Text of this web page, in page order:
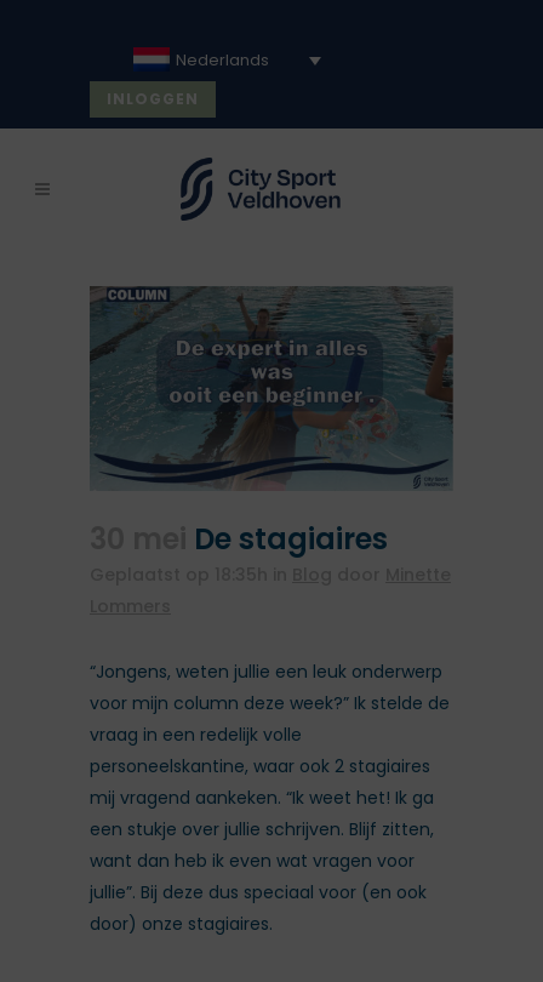
Nederlands
INLOGGEN
De stagiaires
“Jongens, weten jullie een leuk onderwerp
voor mijn column deze week?” Ik stelde de
vraag in een redelijk volle
personeelskantine, waar ook 2 stagiaires
mij vragend aankeken. “Ik weet het! Ik ga
een stukje over jullie schrijven. Blijf zitten,
want dan heb ik even wat vragen voor
jullie”. Bij deze dus speciaal voor (en ook
door) onze stagiaires.